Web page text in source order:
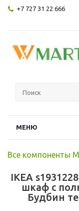
+7 727 31 22 666
МЕНЮ
Все компоненты
IKEA
шкаф с
Будбин